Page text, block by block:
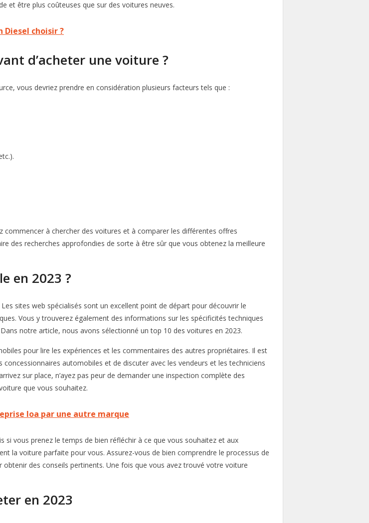
et être plus coûteuses que sur des voitures neuves.
Diesel choisir ?
d’acheter une voiture ?
vous devriez prendre en considération plusieurs facteurs tels que :
à chercher des voitures et à comparer les différentes offres
des recherches approfondies de sorte à être sûr que vous obtenez la meilleure
en 2023 ?
sites web spécialisés sont un excellent point de départ pour découvrir le
Vous y trouverez également des informations sur les spécificités techniques
notre article, nous avons sélectionné un top 10 des voitures en 2023.
pour lire les expériences et les commentaires des autres propriétaires. Il est
automobiles et de discuter avec les vendeurs et les techniciens
sur place, n’ayez pas peur de demander une inspection complète des
que vous souhaitez.
loa par une autre marque
si vous prenez le temps de bien réfléchir à ce que vous souhaitez et aux
la voiture parfaite pour vous. Assurez-vous de bien comprendre le processus de
des conseils pertinents. Une fois que vous avez trouvé votre voiture
en 2023